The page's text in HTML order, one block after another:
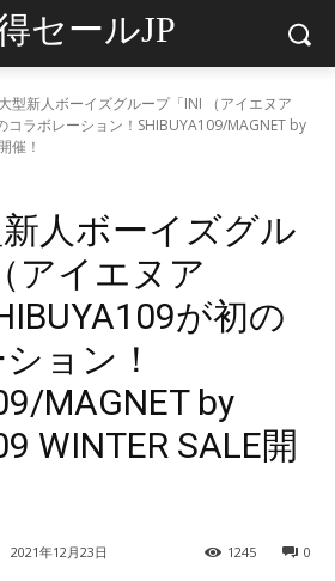
セールJP
型新人ボーイズグループ「INI （アイエヌア
コラボレーション！SHIBUYA109/MAGNET by
催！
人ボーイズグル
アイエヌア
が初の
ョン！
MAGNET by
WINTER SALE開
2021年12月23日 0
1245